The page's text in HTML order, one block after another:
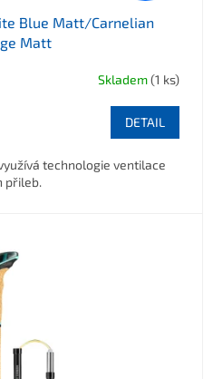
Blue Matt/Carnelian
Matt
Skladem(1 ks)
DETAIL
technologie ventilace
přileb.